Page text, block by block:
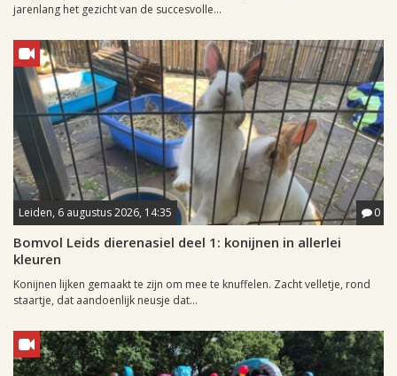
jarenlang het gezicht van de succesvolle...
Leiden, 6 augustus 2026, 14:35 0
Bomvol Leids dierenasiel deel 1: konijnen in allerlei
kleuren
Konijnen lijken gemaakt te zijn om mee te knuffelen. Zacht velletje, rond
staartje, dat aandoenlijk neusje dat...